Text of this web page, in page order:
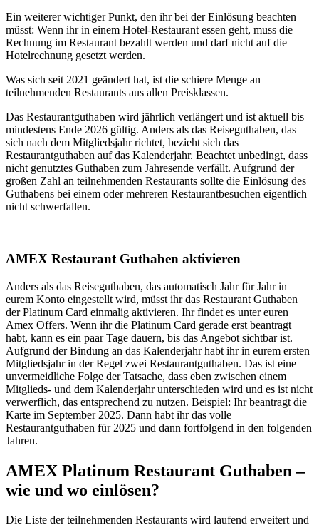
Ein weiterer wichtiger Punkt, den ihr bei der Einlösung beachten
müsst: Wenn ihr in einem Hotel-Restaurant essen geht, muss die
Rechnung im Restaurant bezahlt werden und darf nicht auf die
Hotelrechnung gesetzt werden.
Was sich seit 2021 geändert hat, ist die schiere Menge an
teilnehmenden Restaurants aus allen Preisklassen.
Das Restaurantguthaben wird jährlich verlängert und ist aktuell bis
mindestens Ende 2026 gültig. Anders als das Reiseguthaben, das
sich nach dem Mitgliedsjahr richtet, bezieht sich das
Restaurantguthaben auf das Kalenderjahr. Beachtet unbedingt, dass
nicht genutztes Guthaben zum Jahresende verfällt. Aufgrund der
großen Zahl an teilnehmenden Restaurants sollte die Einlösung des
Guthabens bei einem oder mehreren Restaurantbesuchen eigentlich
nicht schwerfallen.
AMEX Restaurant Guthaben aktivieren
Anders als das Reiseguthaben, das automatisch Jahr für Jahr in
eurem Konto eingestellt wird, müsst ihr das Restaurant Guthaben
der Platinum Card einmalig aktivieren. Ihr findet es unter euren
Amex Offers. Wenn ihr die Platinum Card gerade erst beantragt
habt, kann es ein paar Tage dauern, bis das Angebot sichtbar ist.
Aufgrund der Bindung an das Kalenderjahr habt ihr in eurem ersten
Mitgliedsjahr in der Regel zwei Restaurantguthaben. Das ist eine
unvermeidliche Folge der Tatsache, dass eben zwischen einem
Mitglieds- und dem Kalenderjahr unterschieden wird und es ist nicht
verwerflich, das entsprechend zu nutzen. Beispiel: Ihr beantragt die
Karte im September 2025. Dann habt ihr das volle
Restaurantguthaben für 2025 und dann fortfolgend in den folgenden
Jahren.
AMEX Platinum Restaurant Guthaben –
wie und wo einlösen?
Die Liste der teilnehmenden Restaurants wird laufend erweitert und